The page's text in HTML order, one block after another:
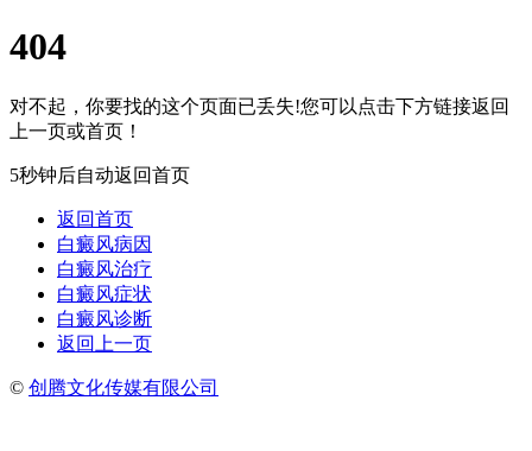
404
对不起，你要找的这个页面已丢失!您可以点击下方链接返回
上一页或首页！
5秒钟后自动返回首页
返回首页
白癜风病因
白癜风治疗
白癜风症状
白癜风诊断
返回上一页
© 创腾文化传媒有限公司